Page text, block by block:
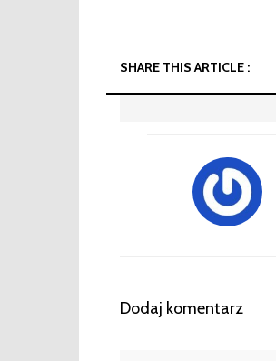
SHARE THIS ARTICLE :
Dodaj komentarz